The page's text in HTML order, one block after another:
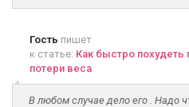
Гость пишет
к статье: Как быстро похудеть
потери веса
В любом случае дело его . Надо